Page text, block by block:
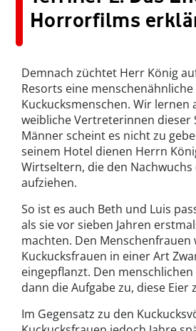
Horrorfilms
Demnach züchtet Herr König
Resorts eine menschenähnliche
Kuckucksmenschen. Wir lernen
weibliche Vertreterinnen dieser
Männer scheint es nicht zu
seinem Hotel dienen Herrn
Wirtseltern, die den Nachwuchs
aufziehen.
So ist es auch Beth und Luis
als sie vor sieben Jahren
machten. Den Menschenfrauen
Kuckucksfrauen in einer Art
eingepflanzt. Den
dann die Aufgabe zu, diese Eier
Im Gegensatz zu den